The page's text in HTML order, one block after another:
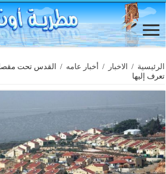
الرئيسية / الاخبار / أخبار عامه /
تعرف إليها